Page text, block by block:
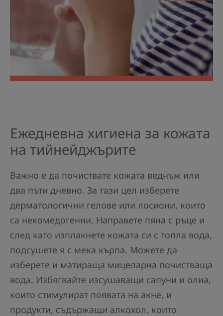
Ежедневна хигиена за кожата
на тийнейджърите
Важно е да почиствате кожата веднъж или
два пъти дневно. За тази цел изберете
дерматологични гелове или лосиони, които
са некомедогенни. Направете пяна с ръце и
след като изплакнете кожата си с топла вода,
подсушете я с мека кърпа. Можете да
изберете и матираща мицеларна почистваща
вода. Избягвайте изсушаващи сапуни и олиа,
които стимулират появата на акне, и
продукти, съдържащи алкохол, които